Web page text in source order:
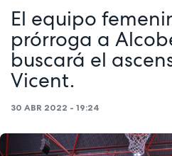
El equipo
prórroga a
buscará el
Vicent.
30 ABR 2022 - 19:24